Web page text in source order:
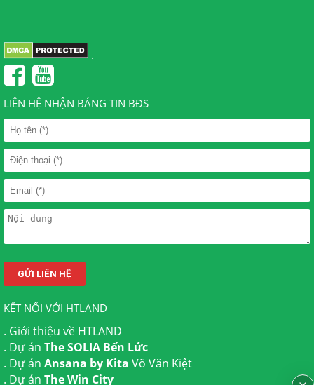
.
LIÊN HỆ NHẬN BẢNG TIN BĐS
KẾT NỐI VỚI HTLAND
. Giới thiệu về HTLAND
. Dự án The SOLIA Bến Lức
. Dự án Ansana by Kita Võ Văn Kiệt
. Dự án The Win City